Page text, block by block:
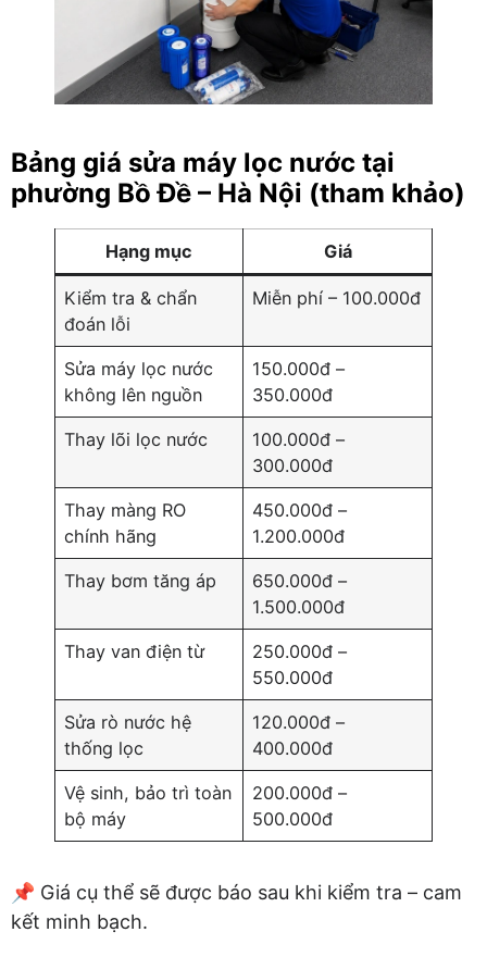
Bảng giá sửa máy lọc nước tại
phường Bồ Đề – Hà Nội (tham khảo)
Hạng mục Giá
Kiểm tra & chẩn
đoán lỗi
Miễn phí – 100.000đ
Sửa máy lọc nước
không lên nguồn
150.000đ –
350.000đ
Thay lõi lọc nước
100.000đ –
300.000đ
Thay màng RO
chính hãng
450.000đ –
1.200.000đ
Thay bơm tăng áp
650.000đ –
1.500.000đ
Thay van điện từ
250.000đ –
550.000đ
Sửa rò nước hệ
thống lọc
120.000đ –
400.000đ
Vệ sinh, bảo trì toàn
bộ máy
200.000đ –
500.000đ
📌 Giá cụ thể sẽ được báo sau khi kiểm tra – cam
kết minh bạch.